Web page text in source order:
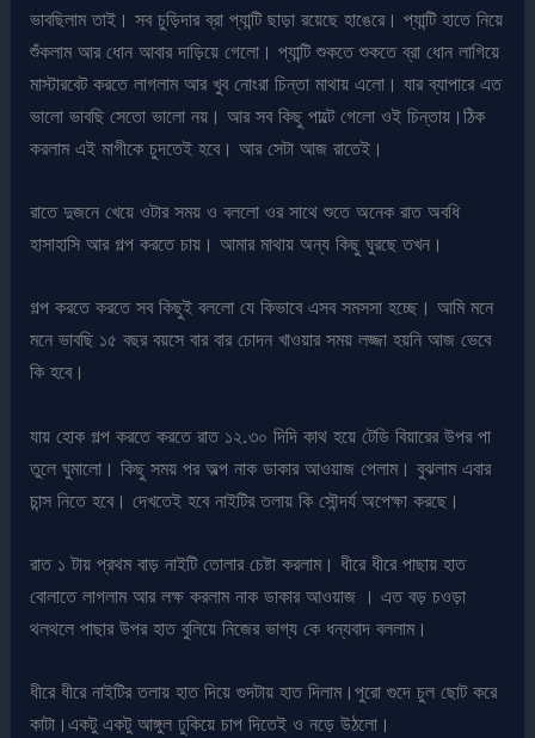
ভাবছিলাম তাই। সব চুড়িদার ব্রা প্যান্টি ছাড়া রয়েছে হাঙেরে। প্যান্টি হাতে নিয়ে
শুঁকলাম আর ধোন আবার দাড়িয়ে গেলো। প্যান্টি শুকতে শুকতে ব্রা ধোন লাগিয়ে
মাস্টারবেট করতে লাগলাম আর খুব নোংরা চিন্তা মাথায় এলো। যার ব্যাপারে এত
ভালো ভাবছি সেতো ভালো নয়। আর সব কিছু পাল্টে গেলো ওই চিন্তায়।ঠিক
করলাম এই মাগীকে চুদতেই হবে। আর সেটা আজ রাতেই।
রাতে দুজনে খেয়ে ওটার সময় ও বললো ওর সাথে শুতে অনেক রাত অবধি
হাসাহাসি আর গল্প করতে চায়। আমার মাথায় অন্য কিছু ঘুরছে তখন।
গল্প করতে করতে সব কিছুই বললো যে কিভাবে এসব সমসসা হচ্ছে। আমি মনে
মনে ভাবছি ১৫ বছর বয়সে বার বার চোদন খাওয়ার সময় লজ্জা হয়নি আজ ভেবে
কি হবে।
যায় হোক গল্প করতে করতে রাত ১২.৩০ দিদি কাথ হয়ে টেডি বিয়ারের উপর পা
তুলে ঘুমালো। কিছু সময় পর অল্প নাক ডাকার আওয়াজ পেলাম। বুঝলাম এবার
চান্স নিতে হবে। দেখতেই হবে নাইটির তলায় কি সৌন্দর্য অপেক্ষা করছে।
রাত ১ টায় প্রথম বাড় নাইটি তোলার চেষ্টা করলাম। ধীরে ধীরে পাছায় হাত
বোলাতে লাগলাম আর লক্ষ করলাম নাক ডাকার আওয়াজ । এত বড় চওড়া
থলথলে পাছার উপর হাত বুলিয়ে নিজের ভাগ্য কে ধন্যবাদ বললাম।
ধীরে ধীরে নাইটির তলায় হাত দিয়ে গুদটায় হাত দিলাম।পুরো গুদে চুল ছোট করে
কাটা।একটু একটু আঙ্গুল ঢুকিয়ে চাপ দিতেই ও নড়ে উঠলো।